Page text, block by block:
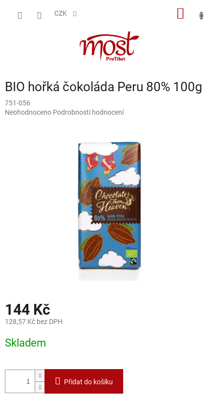
CZK
BIO hořká čokoláda Peru 80% 100g
751-056
Průměrné
Neohodnoceno Podrobnosti hodnocení
144 Kč
128,57 Kč bez DPH
cena:
Skladem
Přidat do košíku